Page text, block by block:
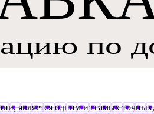
является одним из самых